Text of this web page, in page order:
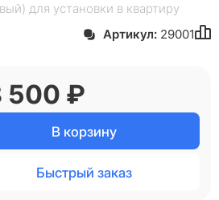
для установки в квартиру
Артикул: 29001
500 ₽
В корзину
Быстрый заказ